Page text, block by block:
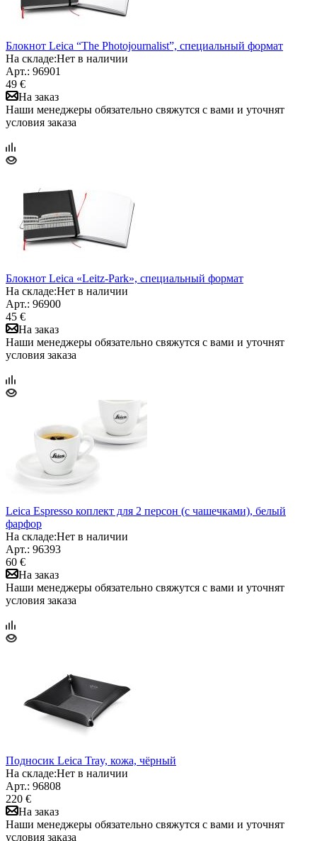
Блокнот Leica “The Photojournalist”, специальный формат
На складе:Нет в наличии
Арт.: 96901
49 €
На заказ
Наши менеджеры обязательно свяжутся с вами и уточнят
условия заказа
Блокнот Leica «Leitz-Park», специальный формат
На складе:Нет в наличии
Арт.: 96900
45 €
На заказ
Наши менеджеры обязательно свяжутся с вами и уточнят
условия заказа
Leica Espresso коплект для 2 персон (с чашечками), белый
фарфор
На складе:Нет в наличии
Арт.: 96393
60 €
На заказ
Наши менеджеры обязательно свяжутся с вами и уточнят
условия заказа
Подносик Leica Tray, кожа, чёрный
На складе:Нет в наличии
Арт.: 96808
220 €
На заказ
Наши менеджеры обязательно свяжутся с вами и уточнят
условия заказа